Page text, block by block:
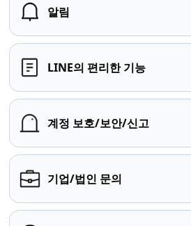
알림
LINE의 편리한 기능
계정 보호/보안/신고
기업/법인 문의